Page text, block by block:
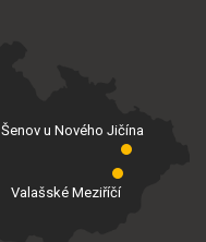
Valašské Meziříčí
Šenov u Nového Jičína